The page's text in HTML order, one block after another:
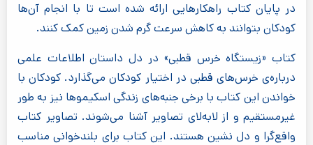
در پایان کتاب راهکارهایی ارائه شده است تا با انجام آن‌ها
کودکان بتوانند به کاهش سرعت گرم شدن زمین کمک کنند.
کتاب «زیستگاه خرس قطبی» در دل داستان اطلاعات علمی
درباره‌ی خرس‌های قطبی در اختیار کودکان می‌گذارد. کودکان با
خواندن این کتاب با برخی جنبه‌های زندگی اسکیموها نیز به طور
غیرمستقیم و از لابه‌لای تصاویر آشنا می‌شوند. تصاویر کتاب
واقع‌گرا و دل نشین هستند. این کتاب برای بلندخوانی مناسب